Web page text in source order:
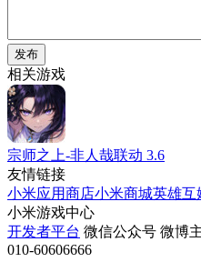
发布
相关游戏
宗师之上-非人哉联动 3.6
友情链接
小米应用商店小米商城英雄互
小米游戏中心
开发者平台 微信公众号 微博
010-60606666